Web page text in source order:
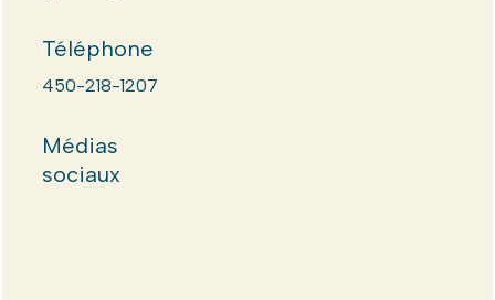
Téléphone
450-218-1207
Médias
sociaux